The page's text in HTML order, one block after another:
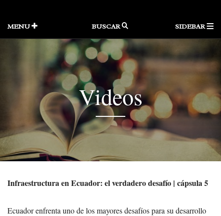
content
MENU BUSCAR SIDEBAR
Videos
Infraestructura en Ecuador: el verdadero desafío | cápsula 5
Ecuador enfrenta uno de los mayores desafíos para su desarrollo